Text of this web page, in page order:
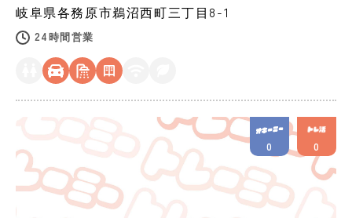
岐阜県各務原市鵜沼西町三丁目8-1
24時間営業
0 0